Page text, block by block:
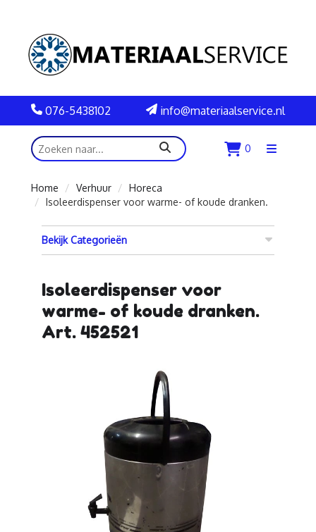
076-5438102 info@materiaalservice.nl
zoeken 0
Menu
Home
Verhuur
Horeca
Isoleerdispenser voor warme- of koude dranken.
Bekijk Categorieën
Isoleerdispenser voor
warme- of koude dranken.
Art. 452521